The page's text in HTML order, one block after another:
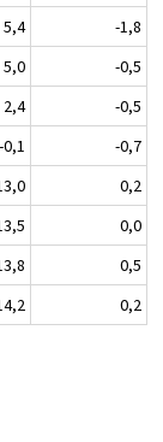
5,4
-1,8
5,0
-0,5
2,4
-0,5
-0,1
-0,7
0,2
0,0
0,5
0,2